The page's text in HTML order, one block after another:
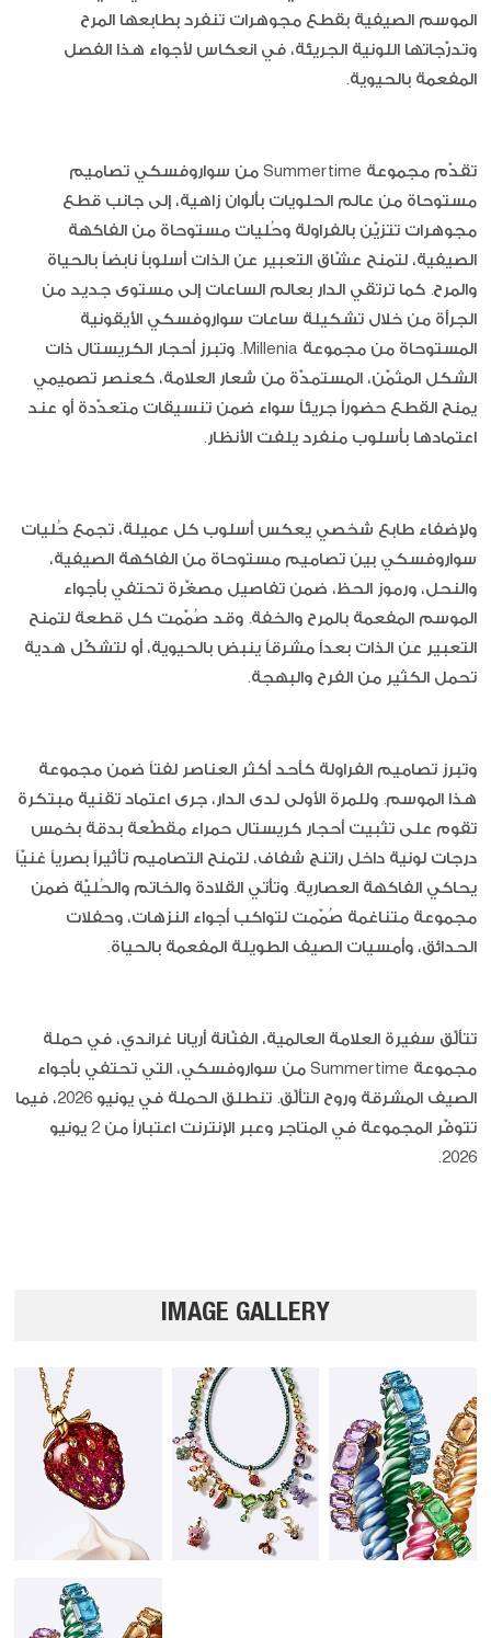
الموسم الصيفية بقطع مجوهرات تنفرد بطابعها المرح
وتدرّجاتها اللونية الجريئة، في انعكاس لأجواء هذا الفصل
المفعمة بالحيوية.
تقدّم مجموعة Summertime من سواروفسكي تصاميم
مستوحاة من عالم الحلويات بألوان زاهية، إلى جانب قطع
مجوهرات تتزيّن بالفراولة وحُليات مستوحاة من الفاكهة
الصيفية، لتمنح عشّاق التعبير عن الذات أسلوباً نابضاً بالحياة
والمرح. كما ترتقي الدار بعالم الساعات إلى مستوى جديد من
الجرأة من خلال تشكيلة ساعات سواروفسكي الأيقونية
المستوحاة من مجموعة Millenia. وتبرز أحجار الكريستال ذات
الشكل المثمّن، المستمدّة من شعار العلامة، كعنصر تصميمي
يمنح القطع حضوراً جريئاً سواء ضمن تنسيقات متعدّدة أو عند
اعتمادها بأسلوب منفرد يلفت الأنظار.
ولإضفاء طابع شخصي يعكس أسلوب كل عميلة، تجمع حُليات
سواروفسكي بين تصاميم مستوحاة من الفاكهة الصيفية،
والنحل، ورموز الحظ، ضمن تفاصيل مصغّرة تحتفي بأجواء
الموسم المفعمة بالمرح والخفة. وقد صُمّمت كل قطعة لتمنح
التعبير عن الذات بعداً مشرقاً ينبض بالحيوية، أو لتشكّل هدية
تحمل الكثير من الفرح والبهجة.
وتبرز تصاميم الفراولة كأحد أكثر العناصر لفتاً ضمن مجموعة
هذا الموسم. وللمرة الأولى لدى الدار، جرى اعتماد تقنية مبتكرة
تقوم على تثبيت أحجار كريستال حمراء مقطّعة بدقة بخمس
درجات لونية داخل راتنج شفاف، لتمنح التصاميم تأثيراً بصرياً غنيّاً
يحاكي الفاكهة العصارية. وتأتي القلادة والخاتم والحُليّة ضمن
مجموعة متناغمة صُمّمت لتواكب أجواء النزهات، وحفلات
الحدائق، وأمسيات الصيف الطويلة المفعمة بالحياة.
تتألّق سفيرة العلامة العالمية، الفنّانة أريانا غراندي، في حملة
مجموعة Summertime من سواروفسكي، التي تحتفي بأجواء
الصيف المشرقة وروح التألّق. تنطلق الحملة في يونيو 2026، فيما
تتوفّر المجموعة في المتاجر وعبر الإنترنت اعتباراً من 2 يونيو
2026.
IMAGE GALLERY